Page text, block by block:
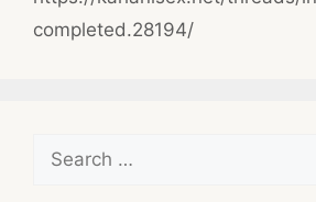
completed.28194/
for: